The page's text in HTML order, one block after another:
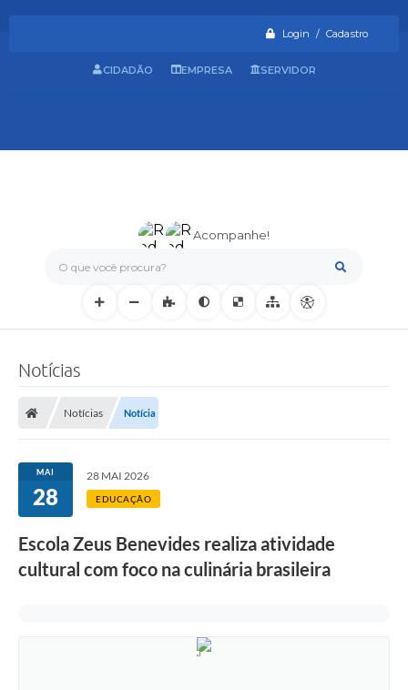
Login / Cadastro
O que você procura?
Acompanhe!
CIDADÃO EMPRESA SERVIDOR
Notícias
Notícias Notícia
MAI
28
28 MAI 2026
EDUCAÇÃO
Escola Zeus Benevides realiza atividade
cultural com foco na culinária brasileira